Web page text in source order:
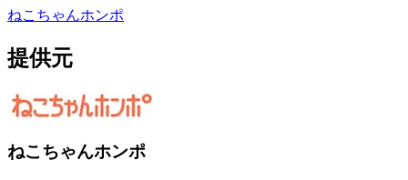
ねこちゃんホンポ
提供元
ねこちゃんホンポ